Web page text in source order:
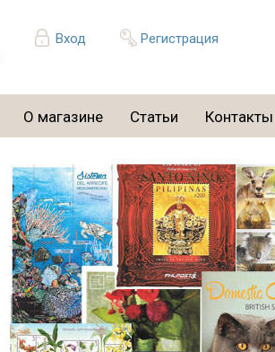
Вход Регистрация
О магазине Статьи Контакты